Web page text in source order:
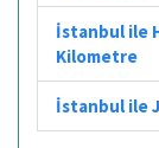
İstanbul ile
Kilometre
İstanbul ile